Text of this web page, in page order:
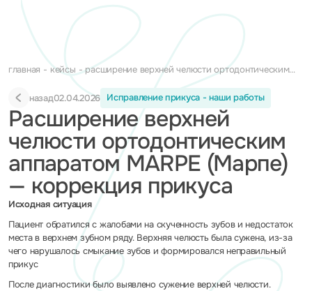
главная кейсы
расширение верхней челюсти ортодонтическим
аппаратом marpe (марпе) — коррекция прикуса
назад
Исправление прикуса - наши работы
02.04.2026
Расширение верхней
челюсти ортодонтическим
аппаратом MARPE (Марпе)
— коррекция прикуса
Исходная ситуация
Пациент обратился с жалобами на скученность зубов и недостаток
места в верхнем зубном ряду. Верхняя челюсть была сужена, из-за
чего нарушалось смыкание зубов и формировался неправильный
прикус
После диагностики было выявлено сужение верхней челюсти.